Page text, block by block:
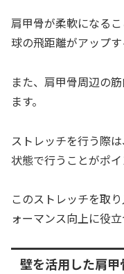
肩甲骨が柔軟になる
球の飛距離がアップす
また、肩甲骨周辺の
ます。
ストレッチを行う際
状態で行うことがポイ
このストレッチを取
ォーマンス向上に役立
壁を活用した肩甲